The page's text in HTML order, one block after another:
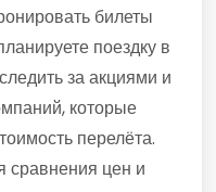
билеты
поездку в
за акциями и
которые
перелёта.
сравнения цен и